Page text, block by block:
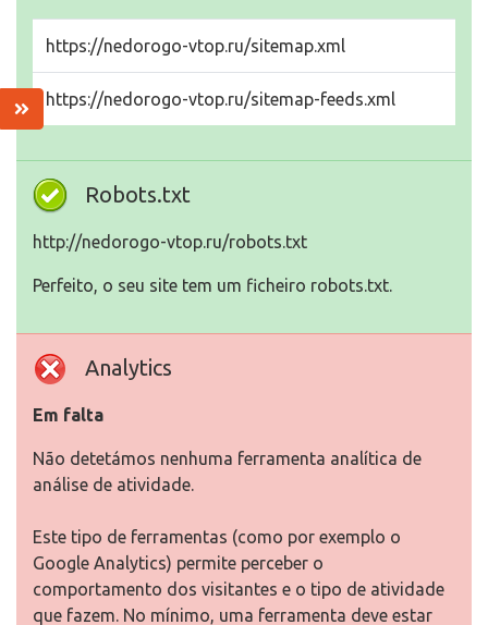
https://nedorogo-vtop.ru/sitemap.xml
https://nedorogo-vtop.ru/sitemap-feeds.xml
Robots.txt
http://nedorogo-vtop.ru/robots.txt
Perfeito, o seu site tem um ficheiro robots.txt.
Analytics
Em falta
Não detetámos nenhuma ferramenta analítica de
análise de atividade.
Este tipo de ferramentas (como por exemplo o
Google Analytics) permite perceber o
comportamento dos visitantes e o tipo de atividade
que fazem. No mínimo, uma ferramenta deve estar